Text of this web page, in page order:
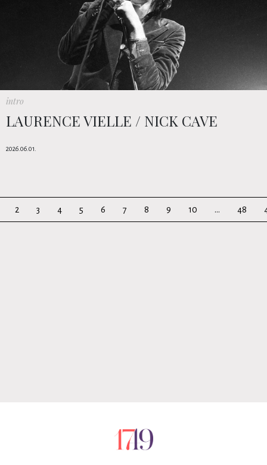
intro
LAURENCE VIELLE / NICK CAVE
2026.06.01.
2 3 4 5 6 7 8 9 10 ... 48